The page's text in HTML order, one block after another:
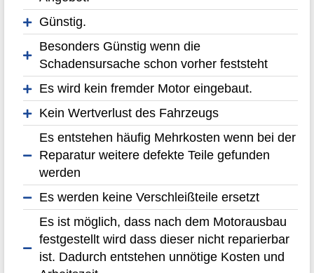
Günstig.
Besonders Günstig wenn die
Schadensursache schon vorher feststeht
Es wird kein fremder Motor eingebaut.
Kein Wertverlust des Fahrzeugs
Es entstehen häufig Mehrkosten wenn bei der
Reparatur weitere defekte Teile gefunden
werden
Es werden keine Verschleißteile ersetzt
Es ist möglich, dass nach dem Motorausbau
festgestellt wird dass dieser nicht reparierbar
ist. Dadurch entstehen unnötige Kosten und